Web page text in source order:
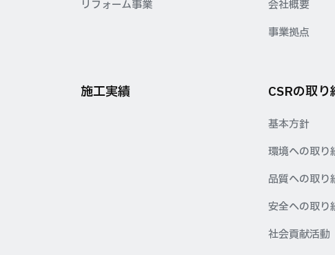
リフォーム事業
会社概要
事業拠点
施工実績 CSRの取り
基本方針
環境への取り
品質への取り
安全への取り
社会貢献活動